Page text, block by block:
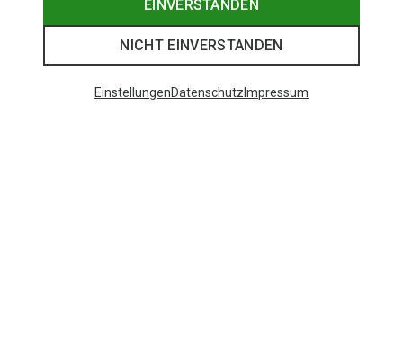
EINVERSTANDEN
NICHT EINVERSTANDEN
EinstellungenDatenschutz Impressum